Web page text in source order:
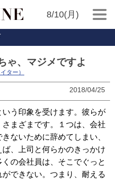
8/10(月)
ゃ、マジメですよ
ター）
2018/04/25
う印象を受けます。彼らが
まざまです。１つは、会社
ないために辞めてしまい、
、上司と何らかのきっかけ
の会社員は、そこでぐっと
できない。つまり、耐える